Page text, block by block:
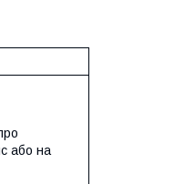
або на